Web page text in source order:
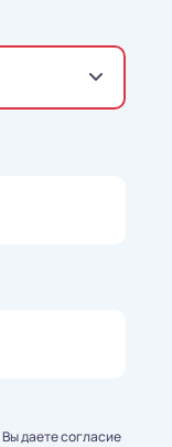
даете согласие